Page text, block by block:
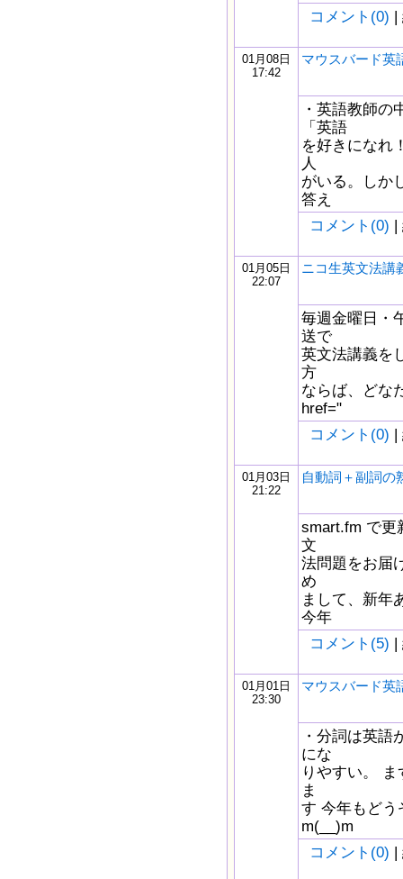
コメント(0) |
01月08日
17:42
マウスバード英
・英語教師の
「英語
を好きになれ
人
がいる。しか
答え
コメント(0) |
01月05日
22:07
ニコ生英文法講
毎週金曜日・
送で
英文法講義を
方
ならば、どな
href="
コメント(0) |
01月03日
21:22
自動詞＋副詞の
smart.fm で更
文
法問題をお届
め
まして、新年
今年
コメント(5) |
01月01日
23:30
マウスバード英
・分詞は英語
にな
りやすい。
ま
す 今年もどう
m(__)m
コメント(0) |